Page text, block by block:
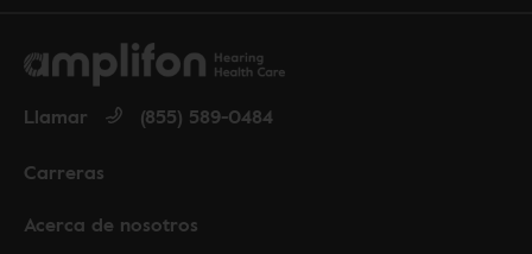
Acerca de nosotros
Carreras
Llamar (855) 589-0484